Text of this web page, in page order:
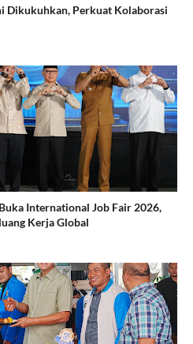
Dikukuhkan, Perkuat Kolaborasi
International Job Fair 2026,
Kerja Global